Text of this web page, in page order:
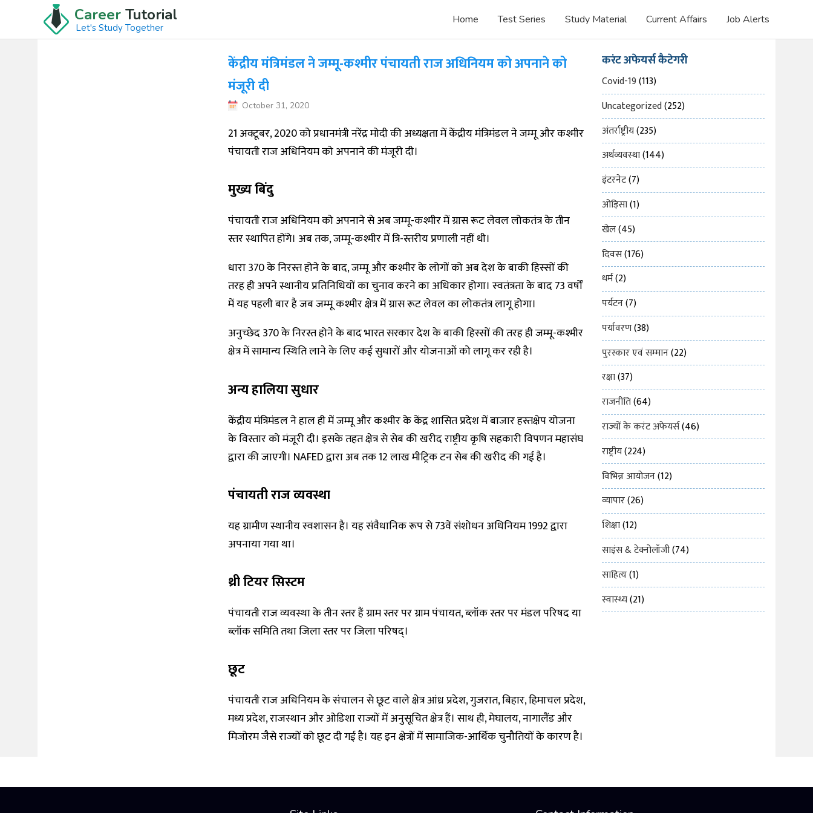
Career Tutorial
Let's Study Together
Home Test Series Study Material Current Affairs Job Alerts
केंद्रीय मंत्रिमंडल ने जम्मू-कश्मीर पंचायती राज अधिनियम को अपनाने को
मंजूरी दी
October 31, 2020
21 अक्टूबर, 2020 को प्रधानमंत्री नरेंद्र मोदी की अध्यक्षता में केंद्रीय मंत्रिमंडल ने जम्मू और कश्मीर
पंचायती राज अधिनियम को अपनाने की मंजूरी दी।
मुख्य बिंदु
पंचायती राज अधिनियम को अपनाने से अब जम्मू-कश्मीर में ग्रास रूट लेवल लोकतंत्र के तीन
स्तर स्थापित होंगे। अब तक, जम्मू-कश्मीर में त्रि-स्तरीय प्रणाली नहीं थी।
धारा 370 के निरस्त होने के बाद, जम्मू और कश्मीर के लोगों को अब देश के बाकी हिस्सों की
तरह ही अपने स्थानीय प्रतिनिधियों का चुनाव करने का अधिकार होगा। स्वतंत्रता के बाद 73 वर्षों
में यह पहली बार है जब जम्मू कश्मीर क्षेत्र में ग्रास रूट लेवल का लोकतंत्र लागू होगा।
अनुच्छेद 370 के निरस्त होने के बाद भारत सरकार देश के बाकी हिस्सों की तरह ही जम्मू-कश्मीर
क्षेत्र में सामान्य स्थिति लाने के लिए कई सुधारों और योजनाओं को लागू कर रही है।
अन्य हालिया सुधार
केंद्रीय मंत्रिमंडल ने हाल ही में जम्मू और कश्मीर के केंद्र शासित प्रदेश में बाजार हस्तक्षेप योजना
के विस्तार को मंजूरी दी। इसके तहत क्षेत्र से सेब की खरीद राष्ट्रीय कृषि सहकारी विपणन महासंघ
द्वारा की जाएगी। NAFED द्वारा अब तक 12 लाख मीट्रिक टन सेब की खरीद की गई है।
पंचायती राज व्यवस्था
यह ग्रामीण स्थानीय स्वशासन है। यह संवैधानिक रूप से 73वें संशोधन अधिनियम 1992 द्वारा
अपनाया गया था।
थ्री टियर सिस्टम
पंचायती राज व्यवस्था के तीन स्तर हैं ग्राम स्तर पर ग्राम पंचायत, ब्लॉक स्तर पर मंडल परिषद या
ब्लॉक समिति तथा जिला स्तर पर जिला परिषद्।
छूट
पंचायती राज अधिनियम के संचालन से छूट वाले क्षेत्र आंध्र प्रदेश, गुजरात, बिहार, हिमाचल प्रदेश,
मध्य प्रदेश, राजस्थान और ओडिशा राज्यों में अनुसूचित क्षेत्र हैं। साथ ही, मेघालय, नागालैंड और
मिजोरम जैसे राज्यों को छूट दी गई है। यह इन क्षेत्रों में सामाजिक-आर्थिक चुनौतियों के कारण है।
करंट अफेयर्स कैटेगरी
Covid-19(113)
Uncategorized(252)
अंतर्राष्ट्रीय(235)
अर्थव्यवस्था(144)
इंटरनेट(7)
ओड़िसा(1)
खेल(45)
दिवस(176)
धर्म(2)
पर्यटन(7)
पर्यावरण(38)
पुरस्कार एवं सम्मान(22)
रक्षा(37)
राजनीति(64)
राज्यों के करंट अफेयर्स(46)
राष्ट्रीय(224)
विभिन्न आयोजन(12)
व्यापार(26)
शिक्षा(12)
साइंस & टेक्नोलॉजी(74)
साहित्य(1)
स्वास्थ्य(21)